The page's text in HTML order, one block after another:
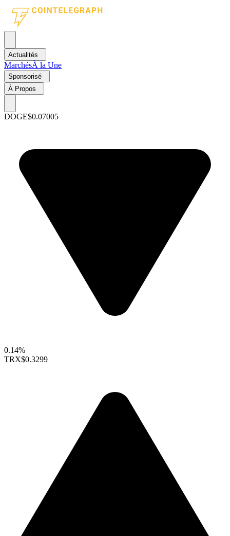
Actualités
MarchésÀ la Une
Sponsorisé
À Propos
DOGE$0.07005
0.14%
TRX$0.3299